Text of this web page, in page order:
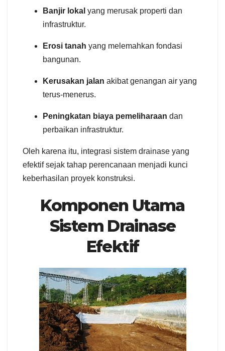
Banjir lokal yang merusak properti dan
infrastruktur.
Erosi tanah yang melemahkan fondasi
bangunan.
Kerusakan jalan akibat genangan air yang
terus-menerus.
Peningkatan biaya pemeliharaan dan
perbaikan infrastruktur.
Oleh karena itu, integrasi sistem drainase yang
efektif sejak tahap perencanaan menjadi kunci
keberhasilan proyek konstruksi.
Komponen Utama
Sistem Drainase
Efektif